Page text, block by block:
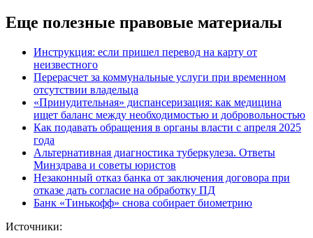
Еще полезные правовые материалы
Инструкция: если пришел перевод на карту от
неизвестного
Перерасчет за коммунальные услуги при временном
отсутствии владельца
«Принудительная» диспансеризация: как медицина
ищет баланс между необходимостью и добровольностью
Как подавать обращения в органы власти с апреля 2025
года
Альтернативная диагностика туберкулеза. Ответы
Минздрава и советы юристов
Незаконный отказ банка от заключения договора при
отказе дать согласие на обработку ПД
Банк «Тинькофф» снова собирает биометрию
Источники: